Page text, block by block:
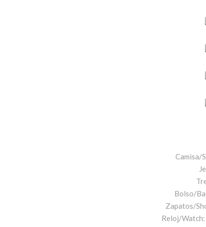
Camisa/
Bolso/
Zapatos/
Reloj/Watch: